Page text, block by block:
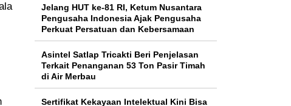
Jelang HUT ke-81 RI, Ketum Nusantara
Pengusaha Indonesia Ajak Pengusaha
Perkuat Persatuan dan Kebersamaan
Asintel Satlap Tricakti Beri Penjelasan
Terkait Penanganan 53 Ton Pasir Timah
di Air Merbau
Sertifikat Kekayaan Intelektual Kini Bisa